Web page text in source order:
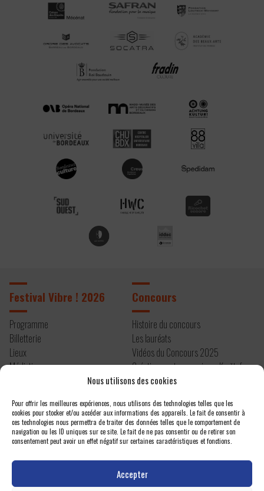
Nous utilisons des cookies
Pour offrir les meilleures expériences, nous utilisons des technologies telles que les
cookies pour stocker et/ou accéder aux informations des appareils. Le fait de consentir à
ces technologies nous permettra de traiter des données telles que le comportement de
navigation ou les ID uniques sur ce site. Le fait de ne pas consentir ou de retirer son
consentement peut avoir un effet négatif sur certaines caractéristiques et fonctions.
Accepter
Festival Vibre ! 2026
Programme
Billetterie
Lieux
Médiation
Concours
Histoire du concours
Les lauréats
Vidéos du Concours 2025
Création contemporaine – Kryštof
Mařatka
À propos
Editos
Actualités
Contact
Newsletter
Espace presse
Nous contacter